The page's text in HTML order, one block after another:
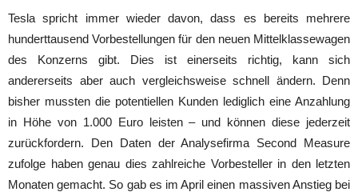
Tesla spricht immer wieder davon, dass es bereits mehrere
hunderttausend Vorbestellungen für den neuen Mittelklassewagen
des Konzerns gibt. Dies ist einerseits richtig, kann sich
andererseits aber auch vergleichsweise schnell ändern. Denn
bisher mussten die potentiellen Kunden lediglich eine Anzahlung
in Höhe von 1.000 Euro leisten – und können diese jederzeit
zurückfordern. Den Daten der Analysefirma Second Measure
zufolge haben genau dies zahlreiche Vorbesteller in den letzten
Monaten gemacht. So gab es im April einen massiven Anstieg bei